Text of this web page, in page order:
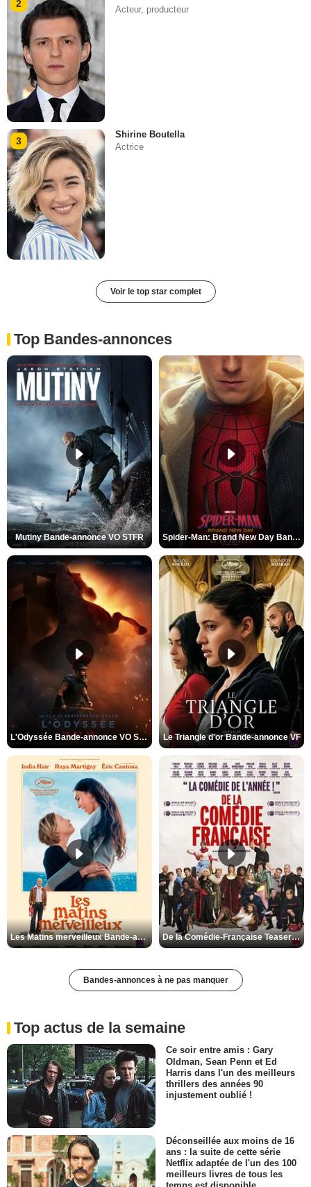
2
Acteur, producteur
3
Shirine Boutella
Actrice
Voir le top star complet
Top Bandes-annonces
Mutiny Bande-annonce VO STFR Spider-Man: Brand New Day Bande-annonce VO STFR
L'Odyssée Bande-annonce VO STFR Le Triangle d'or Bande-annonce VF
Les Matins merveilleux Bande-annonce VF De la Comédie-Française Teaser VF
Bandes-annonces à ne pas manquer
Top actus de la semaine
Ce soir entre amis : Gary
Oldman, Sean Penn et Ed
Harris dans l'un des meilleurs
thrillers des années 90
injustement oublié !
Déconseillée aux moins de 16
ans : la suite de cette série
Netflix adaptée de l'un des 100
meilleurs livres de tous les